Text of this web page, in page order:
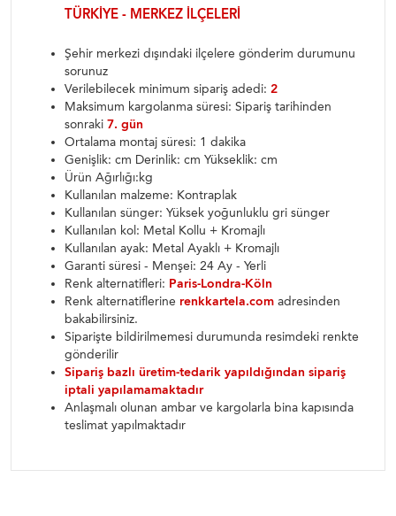
TÜRKIYE - MERKEZ ILÇELERI
Şehir merkezi dışındaki ilçelere gönderim durumunu
sorunuz
Verilebilecek minimum sipariş adedi: 2
Maksimum kargolanma süresi: Sipariş tarihinden
sonraki 7. gün
Ortalama montaj süresi: 1 dakika
Genişlik: cm Derinlik: cm Yükseklik: cm
Ürün Ağırlığı:kg
Kullanılan malzeme: Kontraplak
Kullanılan sünger: Yüksek yoğunluklu gri sünger
Kullanılan kol: Metal Kollu + Kromajlı
Kullanılan ayak: Metal Ayaklı + Kromajlı
Garanti süresi - Menşei: 24 Ay - Yerli
Renk alternatifleri: Paris-Londra-Köln
Renk alternatiflerine renkkartela.com adresinden
bakabilirsiniz.
Siparişte bildirilmemesi durumunda resimdeki renkte
gönderilir
Sipariş bazlı üretim-tedarik yapıldığından sipariş
iptali yapılamamaktadır
Anlaşmalı olunan ambar ve kargolarla bina kapısında
teslimat yapılmaktadır